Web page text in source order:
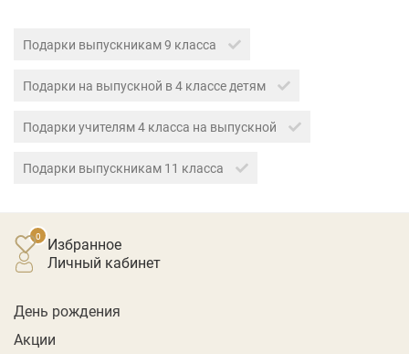
Подарки выпускникам 9 класса
Подарки на выпускной в 4 классе детям
Подарки учителям 4 класса на выпускной
Подарки выпускникам 11 класса
Избранное
личный кабинет
День рождения
Акции